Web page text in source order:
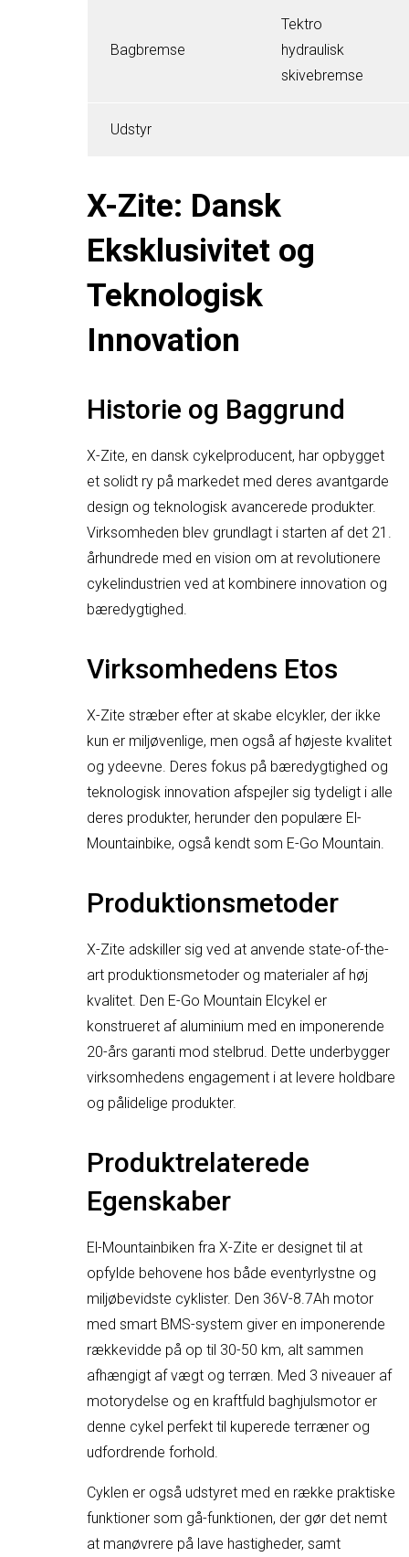
Bagbremse
Tektro
hydraulisk
skivebremse
Udstyr
X-Zite: Dansk
Eksklusivitet og
Teknologisk
Innovation
Historie og Baggrund
X-Zite, en dansk cykelproducent, har opbygget
et solidt ry på markedet med deres avantgarde
design og teknologisk avancerede produkter.
Virksomheden blev grundlagt i starten af det 21.
århundrede med en vision om at revolutionere
cykelindustrien ved at kombinere innovation og
bæredygtighed.
Virksomhedens Etos
X-Zite stræber efter at skabe elcykler, der ikke
kun er miljøvenlige, men også af højeste kvalitet
og ydeevne. Deres fokus på bæredygtighed og
teknologisk innovation afspejler sig tydeligt i alle
deres produkter, herunder den populære El-
Mountainbike, også kendt som E-Go Mountain.
Produktionsmetoder
X-Zite adskiller sig ved at anvende state-of-the-
art produktionsmetoder og materialer af høj
kvalitet. Den E-Go Mountain Elcykel er
konstrueret af aluminium med en imponerende
20-års garanti mod stelbrud. Dette underbygger
virksomhedens engagement i at levere holdbare
og pålidelige produkter.
Produktrelaterede
Egenskaber
El-Mountainbiken fra X-Zite er designet til at
opfylde behovene hos både eventyrlystne og
miljøbevidste cyklister. Den 36V-8.7Ah motor
med smart BMS-system giver en imponerende
rækkevidde på op til 30-50 km, alt sammen
afhængigt af vægt og terræn. Med 3 niveauer af
motorydelse og en kraftfuld baghjulsmotor er
denne cykel perfekt til kuperede terræner og
udfordrende forhold.
Cyklen er også udstyret med en række praktiske
funktioner som gå-funktionen, der gør det nemt
at manøvrere på lave hastigheder, samt